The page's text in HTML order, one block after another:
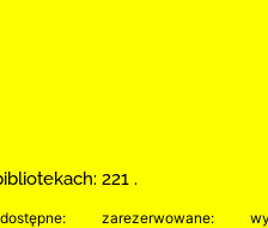
221 .
dostępne: zarezerwowane: